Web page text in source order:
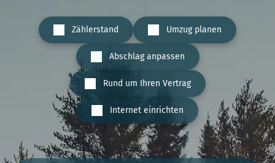
Zählerstand Umzug planen
Abschlag anpassen
Rund um Ihren Vertrag
Internet einrichten